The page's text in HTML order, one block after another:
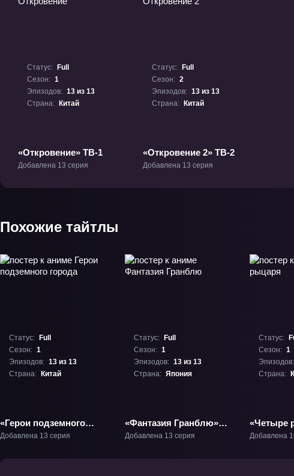
Статус:
Full
Сезон: 1
Эпизодов: 13 из 13
Страна:
Китай
«Откровение» ТВ-1
Добавлена 13 серия
Статус:
Full
Сезон: 2
Эпизодов: 13 из 13
Страна:
Китай
«Откровение 2» ТВ-2
Добавлена 13 серия
Похожие тайтлы
Статус:
Full
Сезон: 1
Эпизодов: 13 из 13
Страна:
Китай
«Герои подземного
города» ТВ-1
Добавлена 13 серия
Статус:
Full
Сезон: 1
Эпизодов: 13 из 13
Страна: Япония
«Фантазия Гранблю»
ТВ-1
Добавлена 13 серия
Статус:
Сезон: 1
Эпизодов:
Страна:
«Четыре
Добавлена